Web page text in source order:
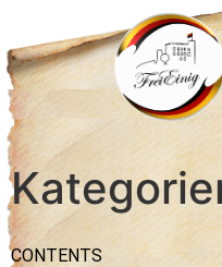
CONTENTS